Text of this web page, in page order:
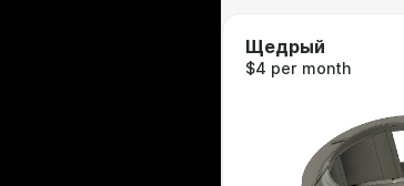
Щедрый
$4 per month